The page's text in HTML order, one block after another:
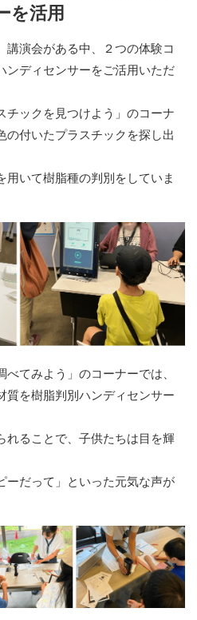
を活用
講演会がある中、２つの体験コ
ンディセンサーをご活用いただ
チックを見つけよう」のコーナ
の付いたプラスチックを探し出
用いて樹脂種の判別をしていま
べてみよう」のコーナーでは、
質を樹脂判別ハンディセンサー
れることで、子供たちは目を輝
ーだって」といった元気な声が